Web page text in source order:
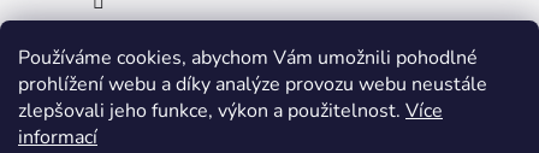
Používáme cookies, abychom Vám umožnili pohodlné
prohlížení webu a díky analýze provozu webu neustále
zlepšovali jeho funkce, výkon a použitelnost. Více
informací
Informace pro vás
Obchodní podmínky